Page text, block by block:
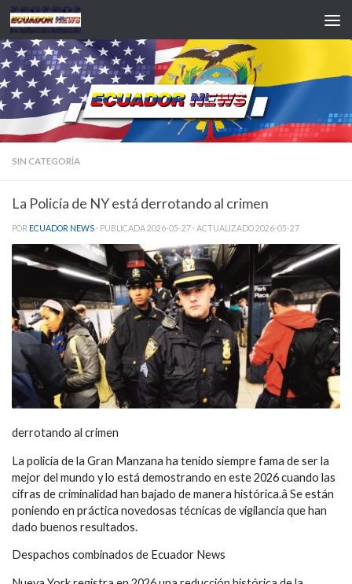
Saltar al contenido
SIN CATEGORÍA
La Policía de NY está derrotando al crimen
POR ECUADOR NEWS · PUBLICADA2026-05-27 · ACTUALIZADO2026-05-27
derrotando al crimen
La policía de la Gran Manzana ha tenido siempre fama de ser la
mejor del mundo y lo está demostrando en este 2026 cuando las
cifras de criminalidad han bajado de manera histórica.â Se están
poniendo en práctica novedosas técnicas de vigilancia que han
dado buenos resultados.
Despachos combinados de Ecuador News